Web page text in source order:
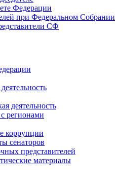
Федерации
при Федеральном Собрании
СФ
деятельность
регионами
коррупции
сенаторов
представителей
материалы